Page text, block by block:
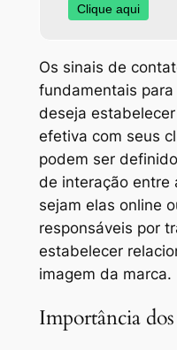
Clique aqui
Os sinais de
fundamentais
deseja
efetiva com seus
podem ser
de interação entre
sejam elas online
responsáveis por
estabelecer
imagem da marca.
Importância